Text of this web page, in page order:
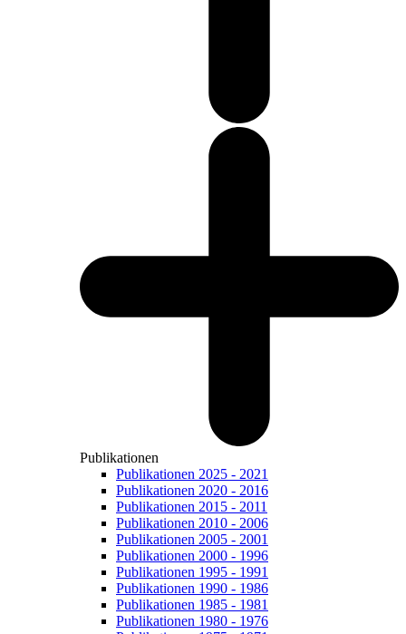
Publikationen
Publikationen 2025 - 2021
Publikationen 2020 - 2016
Publikationen 2015 - 2011
Publikationen 2010 - 2006
Publikationen 2005 - 2001
Publikationen 2000 - 1996
Publikationen 1995 - 1991
Publikationen 1990 - 1986
Publikationen 1985 - 1981
Publikationen 1980 - 1976